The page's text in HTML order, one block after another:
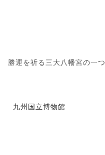
勝運を祈る三大八幡宮の一つ
九州国立博物館